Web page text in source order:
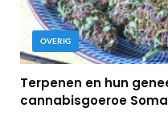
OVERIG
Terpenen en hun
cannabisgoeroe Soma